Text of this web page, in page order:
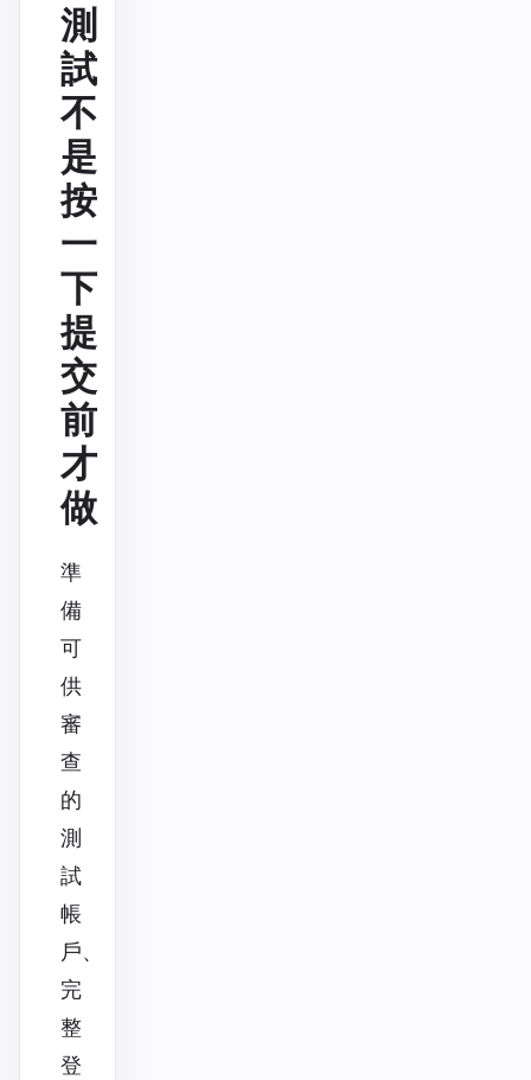
測
試
不
是
按
一
下
提
交
前
才
做
準
備
可
供
審
查
的
測
試
帳
戶、
完
整
登